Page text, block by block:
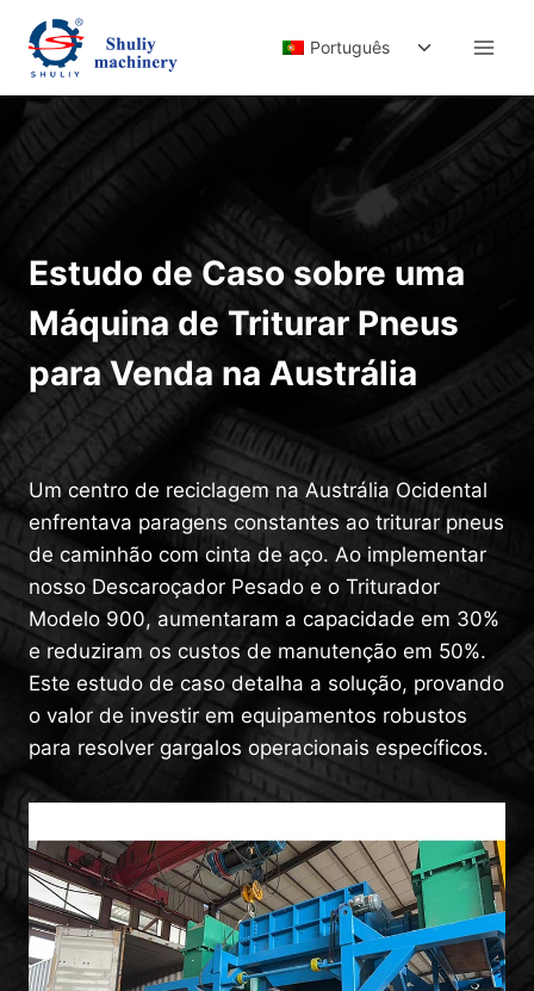
content
Português
Toggle
menu
Estudo de Caso sobre uma
Máquina de Triturar Pneus
para Venda na Austrália
Um centro de reciclagem na Austrália Ocidental
enfrentava paragens constantes ao triturar pneus
de caminhão com cinta de aço. Ao implementar
nosso Descaroçador Pesado e o Triturador
Modelo 900, aumentaram a capacidade em 30%
e reduziram os custos de manutenção em 50%.
Este estudo de caso detalha a solução, provando
o valor de investir em equipamentos robustos
para resolver gargalos operacionais específicos.